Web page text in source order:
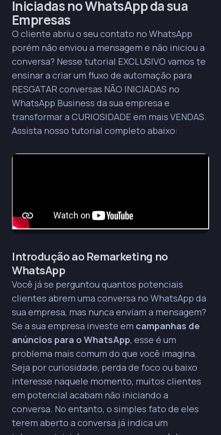
Iniciadas no WhatsApp da sua
Empresas
O cliente abriu o seu contato no WhatsApp
porém não enviou a mensagem e não iniciou a
conversa? Nesse tutorial EXCLUSIVO vamos te
ensinar a criar um fluxo de automação para
RESGATAR conversas NÃO INICIADAS no
WhatsApp Business da sua empresa e
transformar a CURIOSIDADE em mais VENDAS.
Assista nosso tutorial completo abaixo:
Introdução ao Remarketing no
WhatsApp
Você já se perguntou quantos potenciais
clientes abrem uma conversa no WhatsApp da
sua empresa, mas nunca enviam a mensagem?
Se a sua empresa investe em campanhas de
anúncios para o WhatsApp, esse é um
problema mais comum do que você imagina.
Seja por curiosidade, perda de foco ou baixo
interesse naquele momento, muitos clientes
em potencial acabam não iniciando a
conversa. No entanto, o simples fato de eles
terem aberto a conversa já indica um